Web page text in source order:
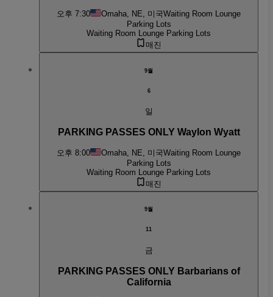
오후 7:30 Omaha, NE, 미국Waiting Room Lounge
Parking Lots
Waiting Room Lounge Parking Lots
매진
9월
6
일
PARKING PASSES ONLY Waylon Wyatt
오후 8:00 Omaha, NE, 미국Waiting Room Lounge
Parking Lots
Waiting Room Lounge Parking Lots
매진
9월
11
금
PARKING PASSES ONLY Barbarians of
California